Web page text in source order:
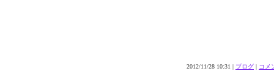
2012/11/28 10:31 | ブログ | コメ